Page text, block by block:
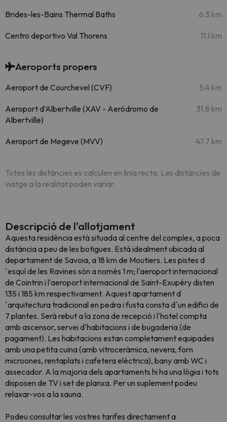
Brides-les-Bains Thermal Baths 6.3 km
Centro deportivo Val Thorens 11.1 km
Aeroports propers
Aeroport de Courchevel (CVF) 5.4 km
Aeroport d’Albertville (XAV - Aeródromo de
Albertville)
31.8 km
Aeroport de Megeve (MVV) 47.7 km
Totes les distàncies es calculen en línia recta. Les distàncies de
viatge a la realitat poden variar.
Descripció de l'allotjament
Aquesta residència està situada al centre del complex, a poca
distància a peu de les botigues. Està idealment ubicada al
departament de Savoia, a 18 km de Moutiers. Les pistes d
´esquí de les Ravines són a només 1 m; l'aeroport internacional
de Cointrin i l'aeroport internacional de Saint-Exupéry disten
135 i 185 km respectivament. Aquest apartament d
´arquitectura tradicional en pedra i fusta consta d´un edifici de
7 plantes. Serà rebut a la zona de recepció i l'hotel compta
amb ascensor, servei d'habitacions i de bugaderia (de
pagament). Les habitacions estan completament equipades
amb una petita cuina (amb vitroceràmica, nevera, forn
microones, rentaplats i cafetera elèctrica), bany amb WC i
assecador. A la majoria dels apartaments hi ha una lògia i tots
disposen de TV i set de planxa. Per un suplement podeu
relaxar-vos a la sauna.
Podeu consultar les vostres tarifes directament a